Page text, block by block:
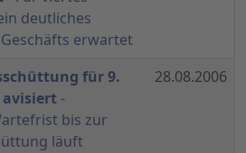
deutliches
erwartet
für 9.
avisiert -
bis zur
läuft
28.08.2006